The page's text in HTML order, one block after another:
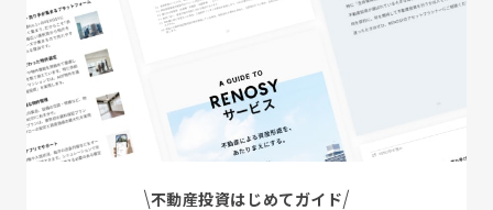
不動産投資はじめてガイド